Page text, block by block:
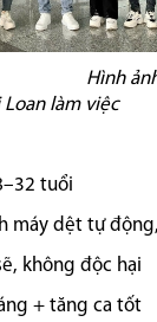
lao
làm việc
tuổi
máy dệt tự
không độc hại
+ tăng ca tốt